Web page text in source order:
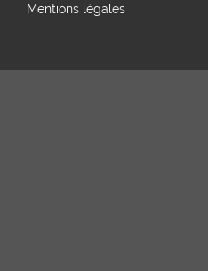
Mentions légales